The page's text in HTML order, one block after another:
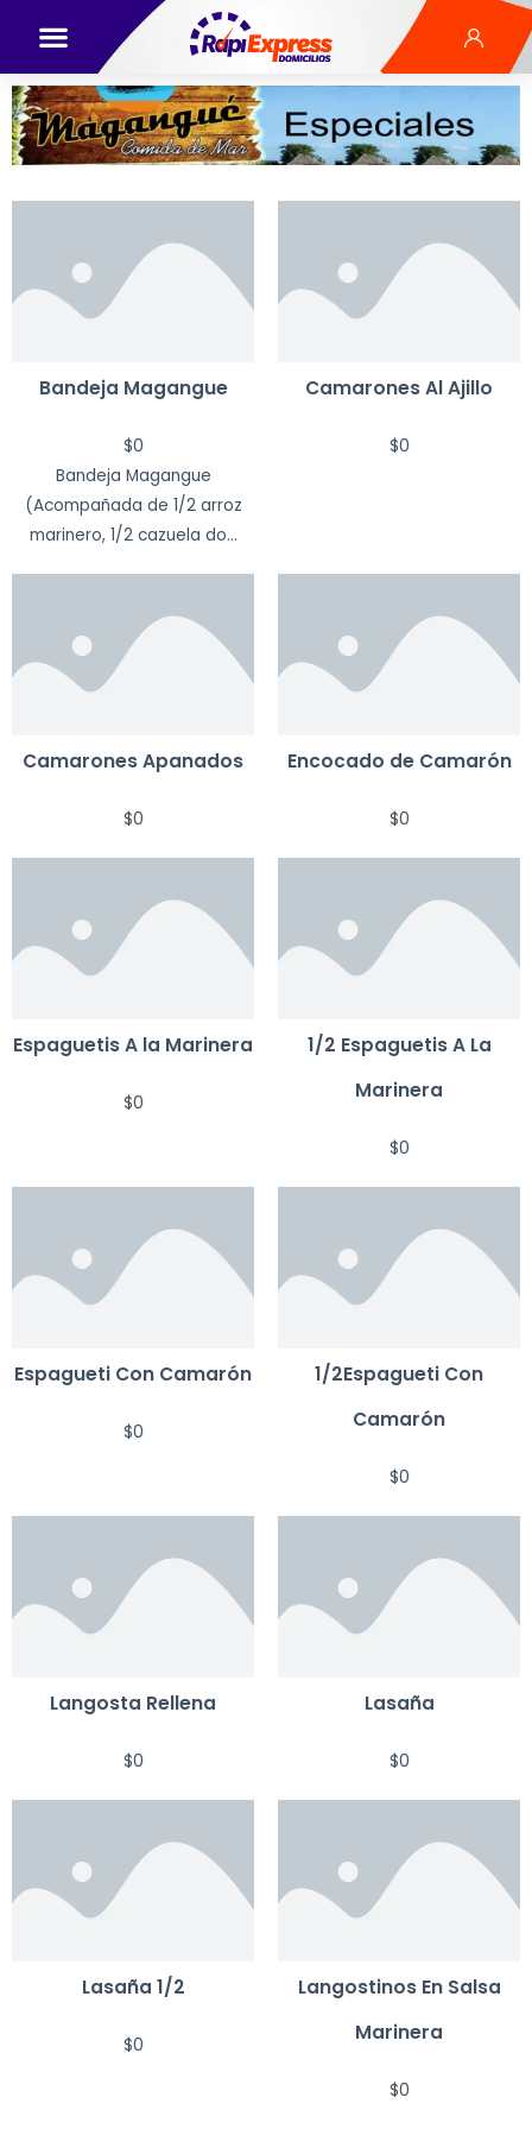
Bandeja Magangue
$0
Bandeja Magangue
(Acompañada de 1/2 arroz
marinero, 1/2 cazuela do...
Camarones Al Ajillo
$0
Camarones Apanados
$0
Encocado de Camarón
$0
Espaguetis A la Marinera
$0
1/2 Espaguetis A La
Marinera
$0
Espagueti Con Camarón
$0
1/2Espagueti Con
Camarón
$0
Langosta Rellena
$0
Lasaña
$0
Lasaña 1/2
$0
Langostinos En Salsa
Marinera
$0